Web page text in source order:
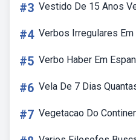
#3 Vestido De 15 Anos
#4 Verbos Irregulares Em
#5 Verbo Haber Em
#6 Vela De 7 Dias
#7 Vegetacao Do